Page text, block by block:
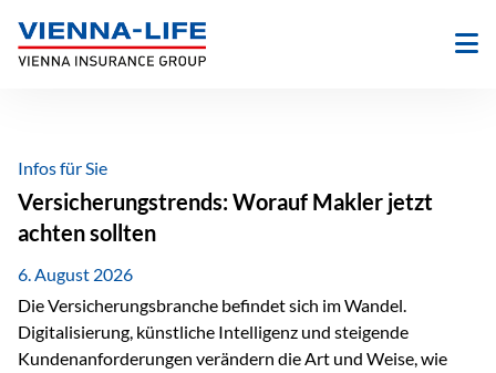
Inhalt
springen
Infos für Sie
Versicherungstrends: Worauf Makler jetzt
achten sollten
6. August 2026
Die Versicherungsbranche befindet sich im Wandel.
Digitalisierung, künstliche Intelligenz und steigende
Kundenanforderungen verändern die Art und Weise, wie